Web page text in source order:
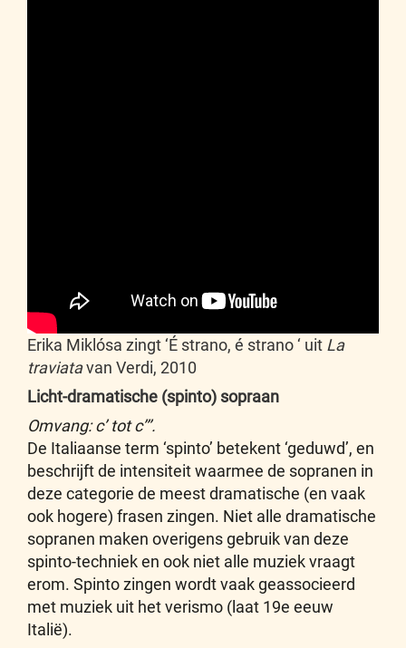
Erika Miklósa zingt ‘É strano, é strano ‘ uit La
traviatavan Verdi, 2010
Licht-dramatische (spinto) sopraan
Omvang: c’ tot c’’’.
De Italiaanse term ‘spinto’ betekent ‘geduwd’, en
beschrijft de intensiteit waarmee de sopranen in
deze categorie de meest dramatische (en vaak
ook hogere) frasen zingen. Niet alle dramatische
sopranen maken overigens gebruik van deze
spinto-techniek en ook niet alle muziek vraagt
erom. Spinto zingen wordt vaak geassocieerd
met muziek uit het verismo (laat 19e eeuw
Italië).